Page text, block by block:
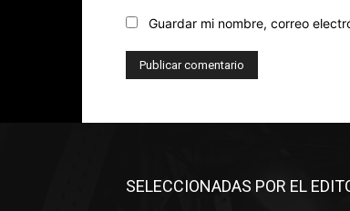
Guardar mi nombre, correo
SELECCIONADAS POR EL